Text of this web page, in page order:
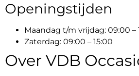
Openingstijden
Maandag t/m vrijdag: 09:00 –
Zaterdag: 09:00 – 15:00
Over VDB